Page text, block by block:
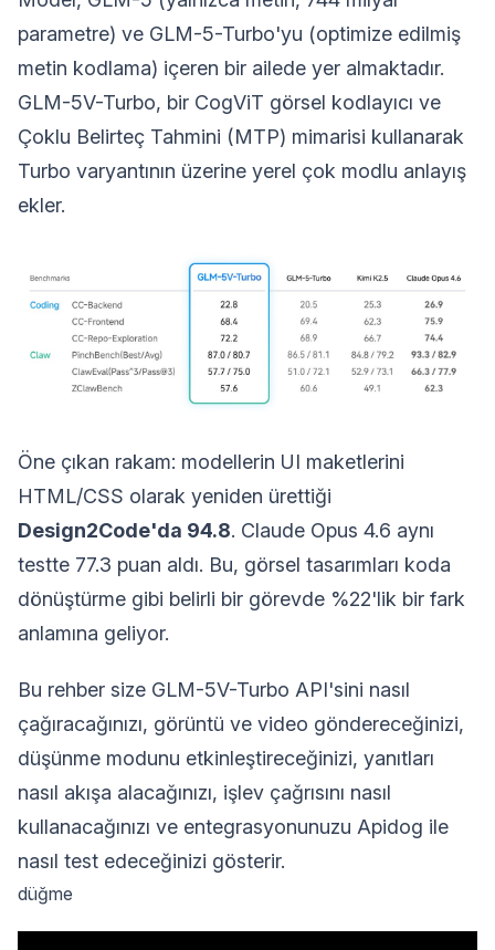
parametre) ve GLM-5-Turbo'yu (optimize edilmiş
metin kodlama) içeren bir ailede yer almaktadır.
GLM-5V-Turbo, bir CogViT görsel kodlayıcı ve
Çoklu Belirteç Tahmini (MTP) mimarisi kullanarak
Turbo varyantının üzerine yerel çok modlu anlayış
ekler.
Öne çıkan rakam: modellerin UI maketlerini
HTML/CSS olarak yeniden ürettiği
Design2Code'da 94.8. Claude Opus 4.6 aynı
testte 77.3 puan aldı. Bu, görsel tasarımları koda
dönüştürme gibi belirli bir görevde %22'lik bir fark
anlamına geliyor.
Bu rehber size GLM-5V-Turbo API'sini nasıl
çağıracağınızı, görüntü ve video göndereceğinizi,
düşünme modunu etkinleştireceğinizi, yanıtları
nasıl akışa alacağınızı, işlev çağrısını nasıl
kullanacağınızı ve entegrasyonunuzu Apidog ile
nasıl test edeceğinizi gösterir.
düğme